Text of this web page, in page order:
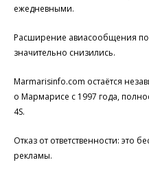
ежедневными.
Расширение авиасообщения
значительно снизились.
Marmarisinfo.com остаётся
о Мармарисе с 1997 года,
4S.
Отказ от ответственности: это
рекламы.